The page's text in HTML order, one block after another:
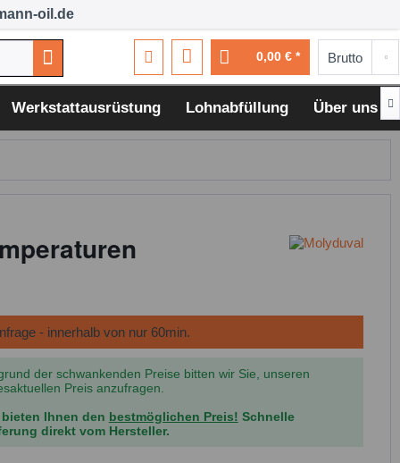
oil.de
0,00 € *
Werkstattausrüstung Lohnabfüllung Über uns 
der schwankenden Preise bitten wir Sie, unseren
Preis anzufragen.
bieten Ihnen den bestmöglichen Preis! Schnelle
direkt vom Hersteller.